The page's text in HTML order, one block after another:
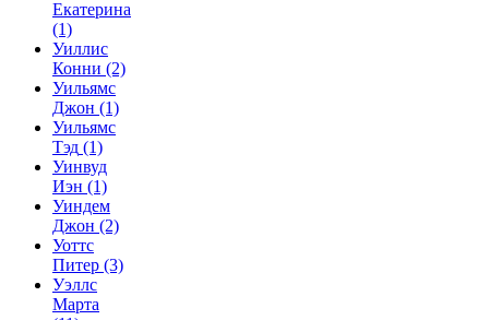
Екатерина
(1)
Уиллис
Конни (2)
Уильямс
Джон (1)
Уильямс
Тэд (1)
Уинвуд
Иэн (1)
Уиндем
Джон (2)
Уоттс
Питер (3)
Уэллс
Марта